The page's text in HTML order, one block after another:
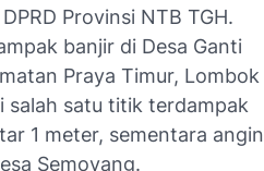
Provinsi NTB TGH.
banjir di Desa Ganti
Praya Timur, Lombok
salah satu titik terdampak
1 meter, sementara angin
Semoyang.